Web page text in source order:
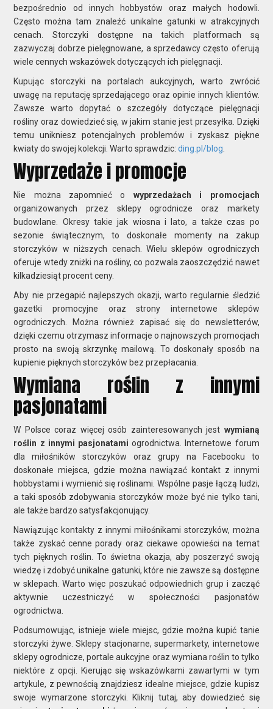
bezpośrednio od innych hobbystów oraz małych hodowli.
Często można tam znaleźć unikalne gatunki w atrakcyjnych
cenach. Storczyki dostępne na takich platformach są
zazwyczaj dobrze pielęgnowane, a sprzedawcy często oferują
wiele cennych wskazówek dotyczących ich pielęgnacji.
Kupując storczyki na portalach aukcyjnych, warto zwrócić
uwagę na reputację sprzedającego oraz opinie innych klientów.
Zawsze warto dopytać o szczegóły dotyczące pielęgnacji
rośliny oraz dowiedzieć się, w jakim stanie jest przesyłka. Dzięki
temu unikniesz potencjalnych problemów i zyskasz piękne
kwiaty do swojej kolekcji. Warto sprawdzic:ding.pl/blog
Wyprzedaże i promocje
Nie można zapomnieć o wyprzedażach i promocjach
organizowanych przez sklepy ogrodnicze oraz markety
budowlane. Okresy takie jak wiosna i lato, a także czas po
sezonie świątecznym, to doskonałe momenty na zakup
storczyków w niższych cenach. Wielu sklepów ogrodniczych
oferuje wtedy zniżki na rośliny, co pozwala zaoszczędzić nawet
kilkadziesiąt procent ceny.
Aby nie przegapić najlepszych okazji, warto regularnie śledzić
gazetki promocyjne oraz strony internetowe sklepów
ogrodniczych. Można również zapisać się do newsletterów,
dzięki czemu otrzymasz informacje o najnowszych promocjach
prosto na swoją skrzynkę mailową. To doskonały sposób na
kupienie pięknych storczyków bez przepłacania.
Wymiana roślin z innymi
pasjonatami
W Polsce coraz więcej osób zainteresowanych jest wymianą
roślin z innymi pasjonatami ogrodnictwa. Internetowe forum
dla miłośników storczyków oraz grupy na Facebooku to
doskonałe miejsca, gdzie można nawiązać kontakt z innymi
hobbystami i wymienić się roślinami. Wspólne pasje łączą ludzi,
a taki sposób zdobywania storczyków może być nie tylko tani,
ale także bardzo satysfakcjonujący.
Nawiązując kontakty z innymi miłośnikami storczyków, można
także zyskać cenne porady oraz ciekawe opowieści na temat
tych pięknych roślin. To świetna okazja, aby poszerzyć swoją
wiedzę i zdobyć unikalne gatunki, które nie zawsze są dostępne
w sklepach. Warto więc poszukać odpowiednich grup i zacząć
aktywnie uczestniczyć w społeczności pasjonatów
ogrodnictwa.
Podsumowując, istnieje wiele miejsc, gdzie można kupić tanie
storczyki żywe. Sklepy stacjonarne, supermarkety, internetowe
sklepy ogrodnicze, portale aukcyjne oraz wymiana roślin to tylko
niektóre z opcji. Kierując się wskazówkami zawartymi w tym
artykule, z pewnością znajdziesz idealne miejsce, gdzie kupisz
swoje wymarzone storczyki. Kliknij tutaj, aby dowiedzieć się